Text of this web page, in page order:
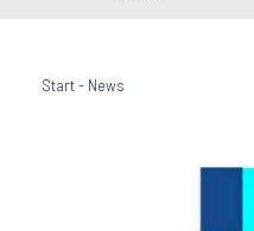
Start- News